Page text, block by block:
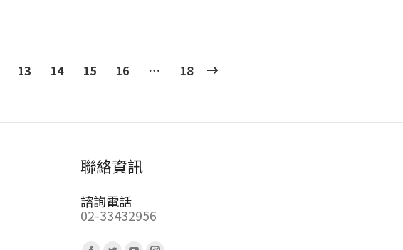
13 14 15 16 … 18
聯絡資訊
諮詢電話
02-33432956